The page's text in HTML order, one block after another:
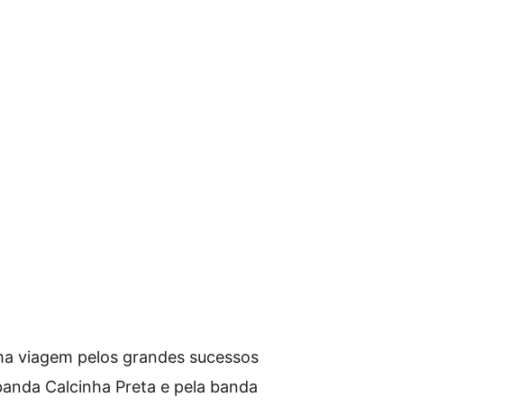
viagem pelos grandes sucessos
Calcinha Preta e pela banda